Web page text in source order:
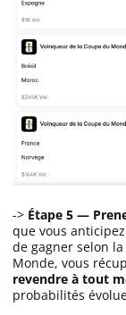
-> Étape 5 —
que vous
de gagner selon
Monde, vous
revendre à tout
probabilités